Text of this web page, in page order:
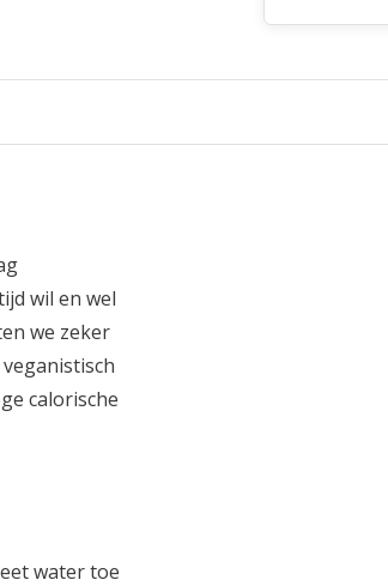
wil en wel
we zeker
calorische
water toe